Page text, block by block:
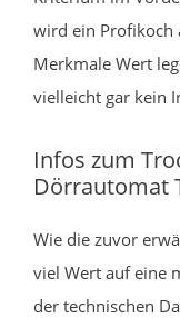
wird ein Profikoch
Merkmale Wert
vielleicht gar kein
Infos zum
Dörrautomat
Wie die zuvor
viel Wert auf eine
der technischen